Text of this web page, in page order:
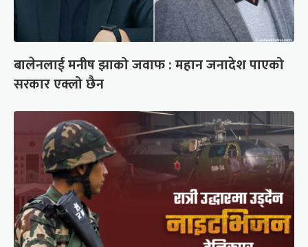
बालेनलाई मनीष झाको जवाफ : महान जनादेश पाएको
सरकार एक्लो छैन